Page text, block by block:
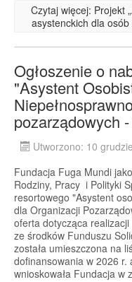
Czytaj więcej: Projekt
asystenckich dla
Ogłoszenie o
"Asystent
pozarządowych
Utworzono: 10
Fundacja Fuga Mundi
Rodziny, Pracy i Polityki
resortowego "Asystent
dla Organizacji
oferta dotycząca
ze środków Funduszu
została umieszczona na
dofinansowania w 2026 r.
wnioskowała Fundacja w